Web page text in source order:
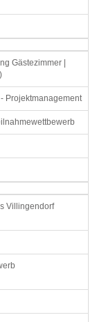
Gästezimmer |
Projektmanagement
Villingendorf